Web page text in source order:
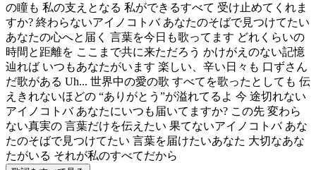
の瞳も 私の支えとなる 私ができるすべて 受け止めてくれま
すか? 終わらないアイノコトバ あなたのそばで見つけてたい
あなたの心へと届く 言葉を今日も歌ってます どれくらいの
時間と距離を ここまで共に来ただろう かけがえのない記憶
辿れば いつもあなたがいます 楽しい、辛い日々も 口ずさん
だ歌がある Uh... 世界中の愛の歌 すべてを歌ったとしても 伝
えきれないほどの “ありがとう”が溢れてるよ 今 途切れない
アイノコトバ あなたにいつも届いてますか? この先 変わら
ない真実の 言葉だけを伝えたい 果てないアイノコトバ あな
たのそばで見つけてたい 言葉を届けたいあなた 大切なあな
たがいる それが私のすべてだから